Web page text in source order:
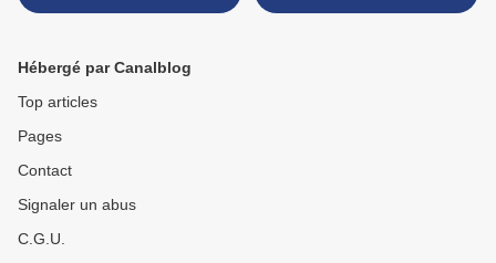
Hébergé par Canalblog
Top articles
Pages
Contact
Signaler un abus
C.G.U.